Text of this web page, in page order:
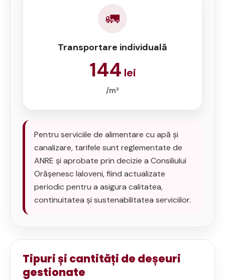
🚛
Transportare individuală
144 lei
/m³
Pentru serviciile de alimentare cu apă și
canalizare, tarifele sunt reglementate de
ANRE și aprobate prin decizie a Consiliului
Orășenesc Ialoveni, fiind actualizate
periodic pentru a asigura calitatea,
continuitatea și sustenabilitatea serviciilor.
Tipuri și cantități de deșeuri
gestionate